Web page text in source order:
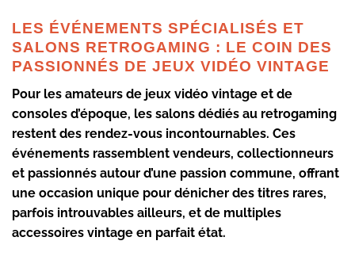
LES ÉVÉNEMENTS SPÉCIALISÉS ET
SALONS RETROGAMING : LE COIN DES
PASSIONNÉS DE JEUX VIDÉO VINTAGE
Pour les amateurs de jeux vidéo vintage et de
consoles d’époque, les salons dédiés au retrogaming
restent des rendez-vous incontournables. Ces
événements rassemblent vendeurs, collectionneurs
et passionnés autour d’une passion commune, offrant
une occasion unique pour dénicher des titres rares,
parfois introuvables ailleurs, et de multiples
accessoires vintage en parfait état.